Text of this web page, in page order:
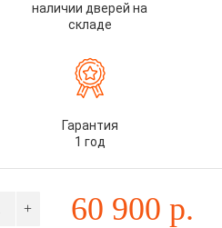
наличии дверей на
складе
Гарантия
1 год
+ 60 900 р.